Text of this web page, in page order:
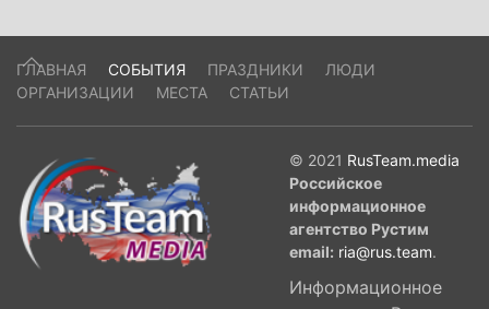
ГЛАВНАЯ СОБЫТИЯ ПРАЗДНИКИ
ЛЮДИ
ОРГАНИЗАЦИИ
МЕСТА СТАТЬИ
© 2021 RusTeam.media
Российское
информационное
агентство Рустим
email: ria@rus.team.
Информационное